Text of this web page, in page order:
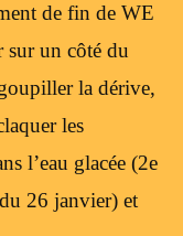
de fin de WE
sur un côté du
la dérive,
les
l’eau glacée (2e
26 janvier) et